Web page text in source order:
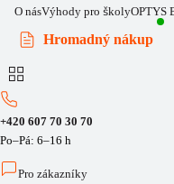
O násVýhody pro školyOPTYS
Hromadný nákup
+420 607 70 30 70
Po–Pá: 6–16 h
Pro zákazníky